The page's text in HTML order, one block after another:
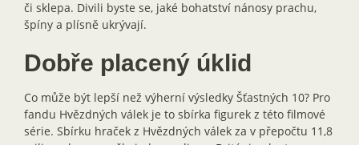
či sklepa. Divili byste se, jaké bohatství nánosy prachu,
špíny a plísně ukrývají.
Dobře placený úklid
Co může být lepší než výherní výsledky Šťastných 10? Pro
fandu Hvězdných válek je to sbírka figurek z této filmové
série. Sbírku hraček z Hvězdných válek za v přepočtu 11,8